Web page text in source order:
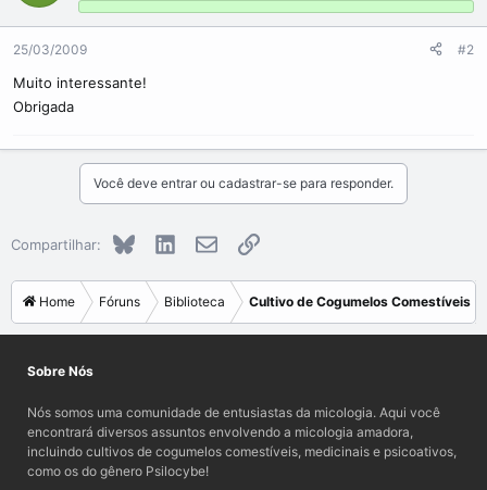
25/03/2009 #2
Muito interessante!
Obrigada
Você deve entrar ou cadastrar-se para responder.
Compartilhar: Bluesky LinkedInE-mailLink
Home Fóruns Biblioteca Cultivo de Cogumelos Comestíveis
Sobre Nós
Nós somos uma comunidade de entusiastas da micologia. Aqui você
encontrará diversos assuntos envolvendo a micologia amadora,
incluindo cultivos de cogumelos comestíveis, medicinais e psicoativos,
como os do gênero Psilocybe!